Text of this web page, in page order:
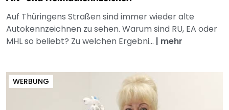
Auf Thüringens Straßen sind immer wieder alte
Autokennzeichnen zu sehen. Warum sind RU, EA oder
MHL so beliebt? Zu welchen Ergebni... | mehr
WERBUNG